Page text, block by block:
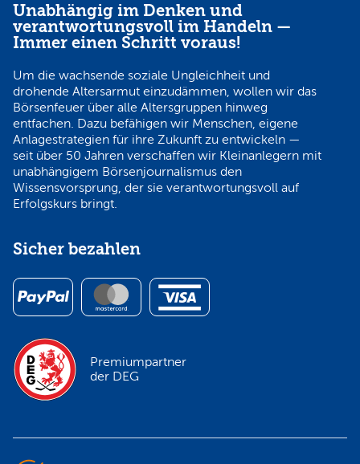
Unabhängig im Denken und
verantwortungsvoll im Handeln —
Immer einen Schritt voraus!
Um die wachsende soziale Ungleichheit und
drohende Altersarmut einzudämmen, wollen wir das
Börsenfeuer über alle Altersgruppen hinweg
entfachen. Dazu befähigen wir Menschen, eigene
Anlagestrategien für ihre Zukunft zu entwickeln —
seit über 50 Jahren verschaffen wir Kleinanlegern mit
unabhängigem Börsenjournalismus den
Wissensvorsprung, der sie verantwortungsvoll auf
Erfolgskurs bringt.
Sicher bezahlen
Premiumpartner
der DEG